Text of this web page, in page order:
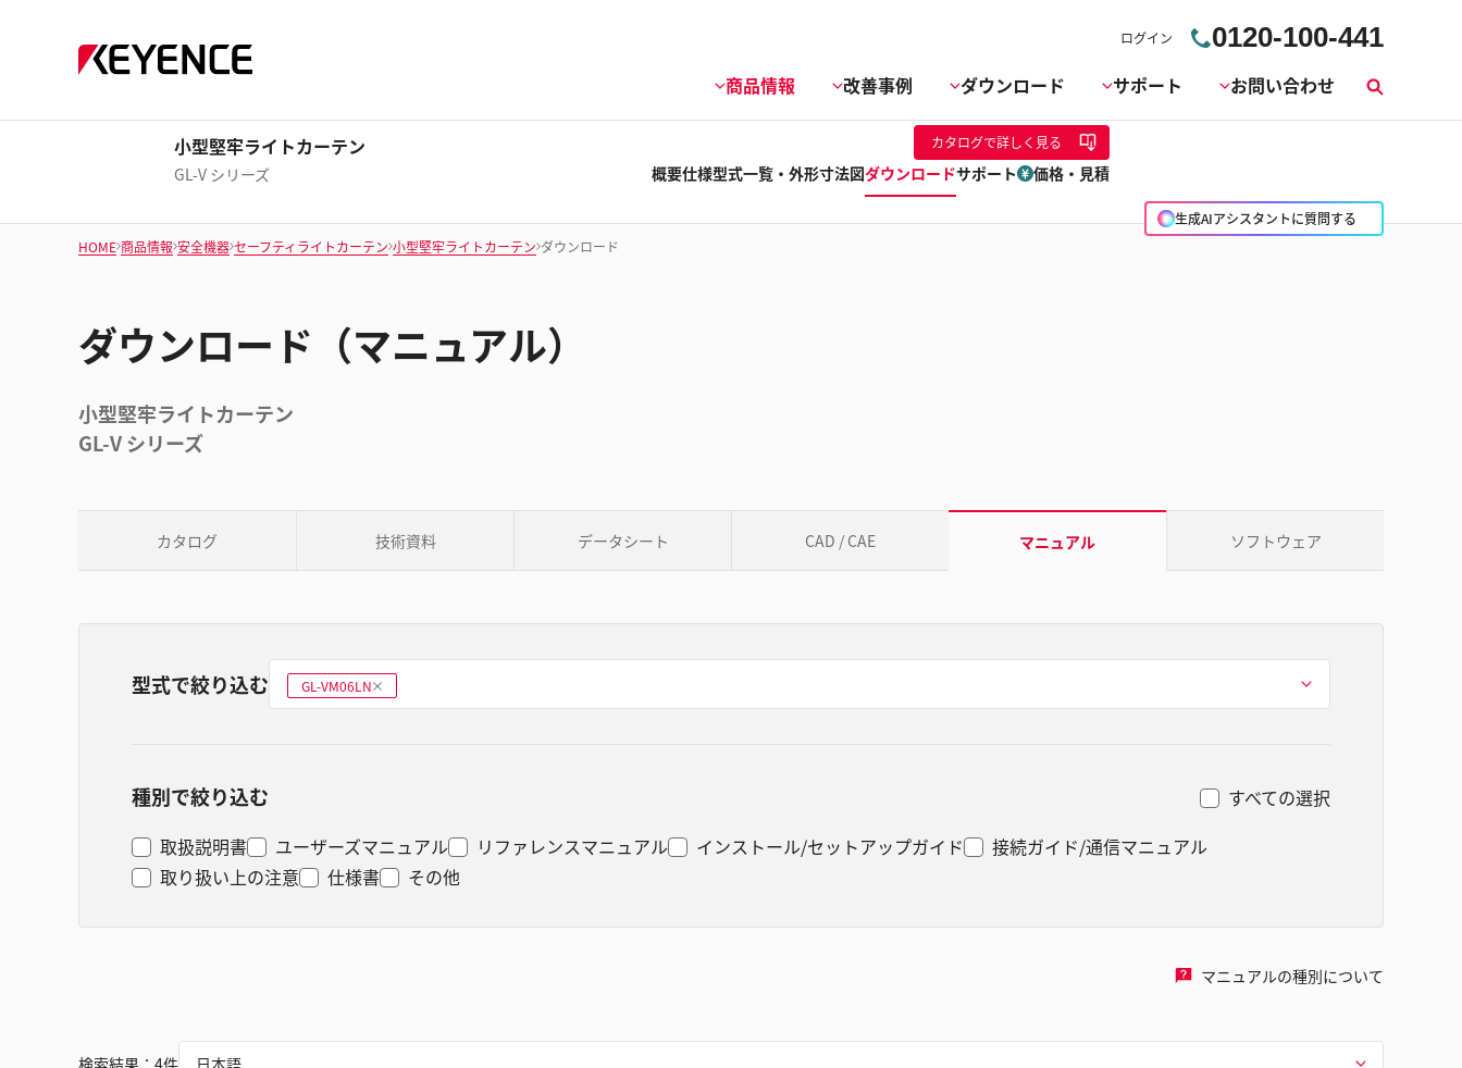
ログイン 0120-100-441
商品情報 改善事例 ダウンロード サポート お問い合わせ
索
小型堅牢ライトカーテン
GL-V シリーズ
生成AIアシスタントに質問する
カタログで詳しく見る
概要仕様型式一覧・外形寸法図ダウンロードサポート 価格・見積
HOME 商品情報 安全機器 セーフティライトカーテン 小型堅牢ライトカーテン ダウンロード
ダウンロード（マニュアル）
小型堅牢ライトカーテン
GL-V シリーズ
カタログ 技術資料 データシート CAD / CAE マニュアル ソフトウェア
型式で絞り込む 型式を選ぶ
GL-VM06LN削
除
種別で絞り込む
取扱説明書 ユーザーズマニュアル リファレンスマニュアル インストール/セットアップガイド
接続ガイド/通信マニュアル
取り扱い上の注意
仕様書 その他
すべての選択
マニュアルの種別について
検索結果： 4件 日本語